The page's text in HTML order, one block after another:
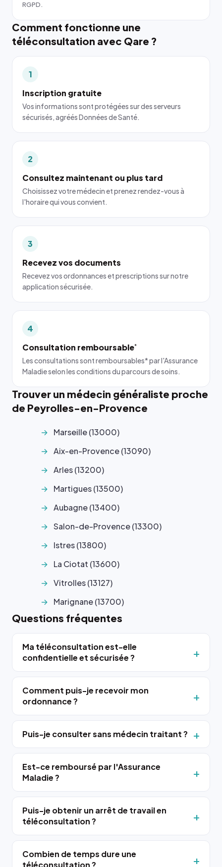
RGPD.
Comment fonctionne une
téléconsultation avec Qare ?
1
Inscription gratuite
Vos informations sont protégées sur des serveurs
sécurisés, agréés Données de Santé.
2
Consultez maintenant ou plus tard
Choisissez votre médecin et prenez rendez-vous à
l'horaire qui vous convient.
3
Recevez vos documents
Recevez vos ordonnances et prescriptions sur notre
application sécurisée.
4
Consultation remboursable*
Les consultations sont remboursables* par l'Assurance
Maladie selon les conditions du parcours de soins.
Trouver un médecin généraliste proche
de Peyrolles-en-Provence
Marseille (13000)
Aix-en-Provence (13090)
Arles (13200)
Martigues (13500)
Aubagne (13400)
Salon-de-Provence (13300)
Istres (13800)
La Ciotat (13600)
Vitrolles (13127)
Marignane (13700)
Questions fréquentes
Ma téléconsultation est-elle
confidentielle et sécurisée ?
Comment puis-je recevoir mon
ordonnance ?
Puis-je consulter sans médecin traitant ?
Est-ce remboursé par l'Assurance
Maladie ?
Puis-je obtenir un arrêt de travail en
téléconsultation ?
Combien de temps dure une
téléconsultation ?